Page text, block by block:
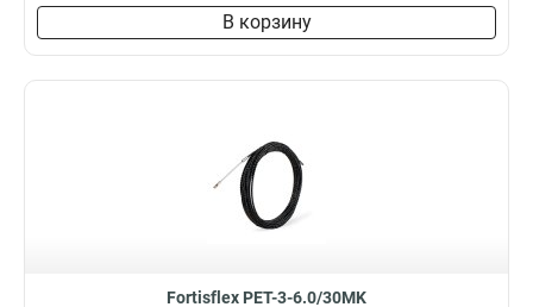
В корзину
Fortisflex PET-3-6.0/30MK